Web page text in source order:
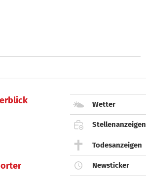
Wetter
Stellenanzeigen
Todesanzeigen
Newsticker